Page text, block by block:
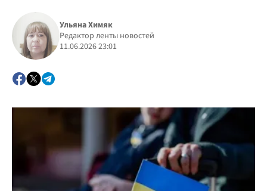
Ульяна Химяк
Редактор ленты новостей
11.06.2026 23:01